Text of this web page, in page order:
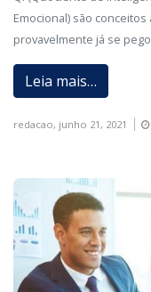
Emocional) são
provavelmente já se
Leia mais…
redacao, junho 21, 2021